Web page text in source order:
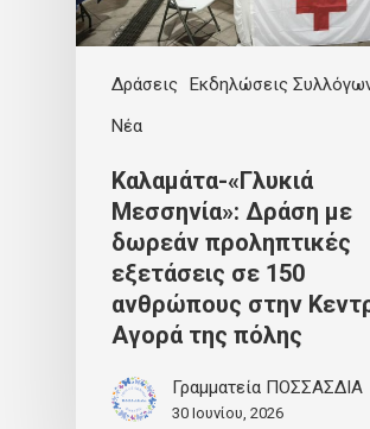
Δράσεις
Εκδηλώσεις
Νέα
Καλαμάτα-«Γλυκιά
Μεσσηνία»: Δράση με
δωρεάν προληπτικές
εξετάσεις σε 150
ανθρώπους στην
Αγορά της πόλης
Γραμματεία ΠΟΣΣΑΣΔΙΑ
30 Ιουνίου, 2026